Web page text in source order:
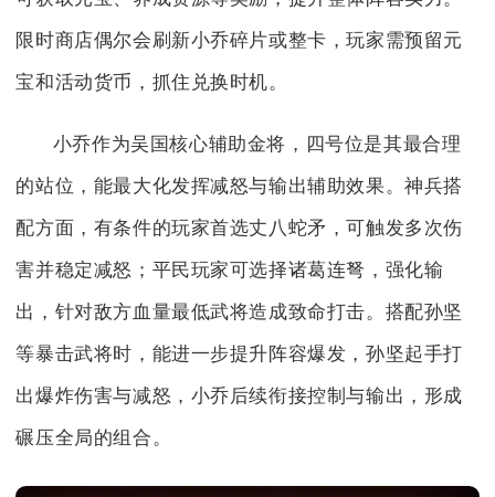
限时商店偶尔会刷新小乔碎片或整卡，玩家需预留元
宝和活动货币，抓住兑换时机。
小乔作为吴国核心辅助金将，四号位是其最合理
的站位，能最大化发挥减怒与输出辅助效果。神兵搭
配方面，有条件的玩家首选丈八蛇矛，可触发多次伤
害并稳定减怒；平民玩家可选择诸葛连弩，强化输
出，针对敌方血量最低武将造成致命打击。搭配孙坚
等暴击武将时，能进一步提升阵容爆发，孙坚起手打
出爆炸伤害与减怒，小乔后续衔接控制与输出，形成
碾压全局的组合。